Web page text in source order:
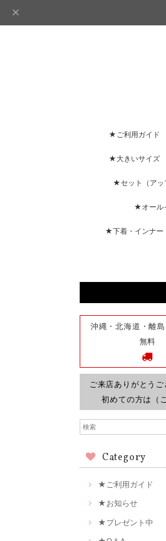
★ご利用ガイド
★大きいサイズ
★セット（アッ
★オール
★下着・インナー
沖縄・北海道・離
無料
ご来店ありがとうご
初めての方は（
Category
★ご利用ガイド
★お知らせ
★プレゼント中